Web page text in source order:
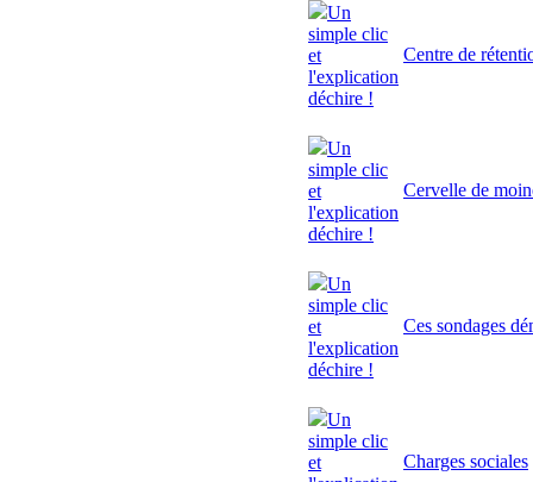
Un
simple clic
et
l'explication
déchire !
Centre de
Un
simple clic
et
l'explication
déchire !
Cervelle de
Un
simple clic
et
l'explication
déchire !
Ces sondages
Un
simple clic
et
Charges sociales